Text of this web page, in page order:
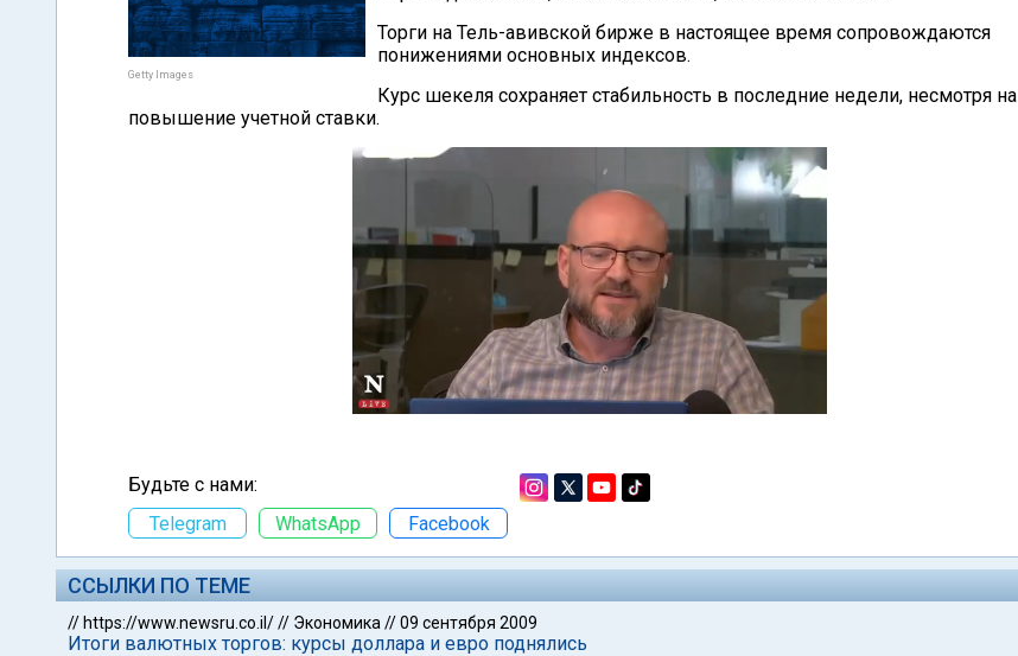
Getty Images
Торги на Тель-авивской бирже в настоящее время сопровождаются
понижениями основных индексов.
Курс шекеля сохраняет стабильность в последние недели, несмотря на
повышение учетной ставки.
Будьте с нами:
Telegram
WhatsApp Facebook
ССЫЛКИ ПО ТЕМЕ
// https://www.newsru.co.il/// Экономика //09 сентября 2009
Итоги валютных торгов: курсы доллара и евро поднялись